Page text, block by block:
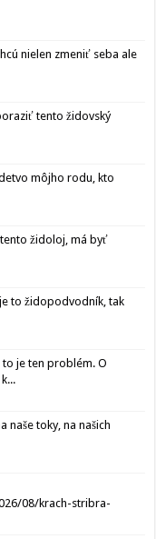
nielen zmeniť seba ale
tento židovský
môjho rodu, kto
tento židoloj, má byť
to židopodvodník, tak
je ten problém. O
naše toky, na našich
08/krach-stribra-